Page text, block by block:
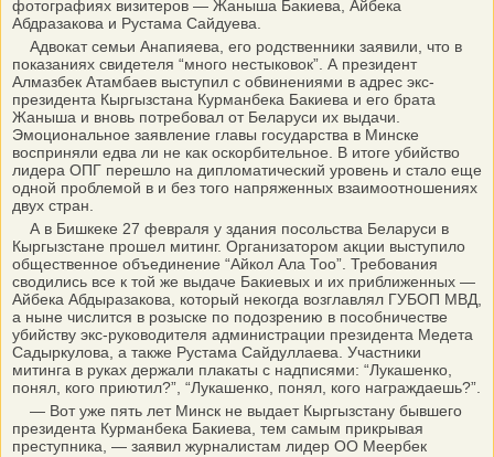
фотографиях визитеров — Жаныша Бакиева, Айбека
Абдразакова и Рустама Сайдуева.
Адвокат семьи Анапияева, его родственники заявили, что в
показаниях свидетеля “много нестыковок”. А президент
Алмазбек Атамбаев выступил с обвинениями в адрес экс-
президента Кыргызстана Курманбека Бакиева и его брата
Жаныша и вновь потребовал от Беларуси их выдачи.
Эмоциональное заявление главы государства в Минске
восприняли едва ли не как оскорбительное. В итоге убийство
лидера ОПГ перешло на дипломатический уровень и стало еще
одной проблемой в и без того напряженных взаимоотношениях
двух стран.
А в Бишкеке 27 февраля у здания посольства Беларуси в
Кыргызстане прошел митинг. Организатором акции выступило
общественное объединение “Айкол Ала Тоо”. Требования
сводились все к той же выдаче Бакиевых и их приближенных —
Айбека Абдыразакова, который некогда возглавлял ГУБОП МВД,
а ныне числится в розыске по подозрению в пособничестве
убийству экс-руководителя администрации президента Медета
Садыркулова, а также Рустама Сайдуллаева. Участники
митинга в руках держали плакаты с надписями: “Лукашенко,
понял, кого приютил?”, “Лукашенко, понял, кого награждаешь?”.
— Вот уже пять лет Минск не выдает Кыргызстану бывшего
президента Курманбека Бакиева, тем самым прикрывая
преступника, — заявил журналистам лидер ОО Меербек